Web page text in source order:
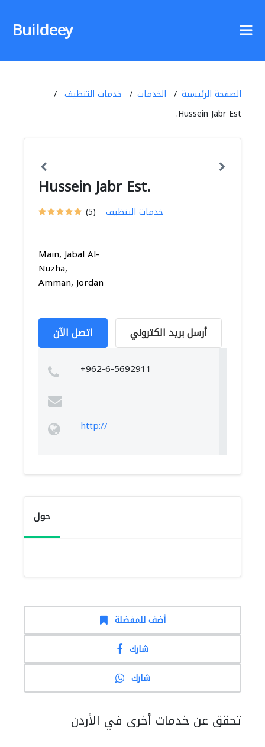
Buildeey
الصفحة الرئيسية الخدمات
خدمات التنظيف
Hussein Jabr Est.
Hussein Jabr Est.
(5) خدمات التنظيف
Main, Jabal Al-
Nuzha,
Amman, Jordan
اتصل الآن أرسل بريد الكتروني
+962-6-5692911
http://
حول
أضف للمفضلة
شارك
شارك
تحقق عن خدمات أخرى في الأردن